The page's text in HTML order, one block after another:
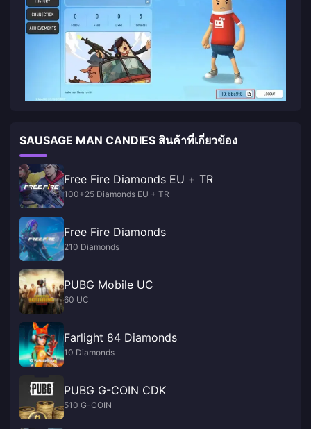
SAUSAGE MAN CANDIES สินค้าที่เกี่ยวข้อง
Free Fire Diamonds EU + TR
100+25 Diamonds EU + TR
Free Fire Diamonds
210 Diamonds
PUBG Mobile UC
60 UC
Farlight 84 Diamonds
10 Diamonds
PUBG G-COIN CDK
510 G-COIN